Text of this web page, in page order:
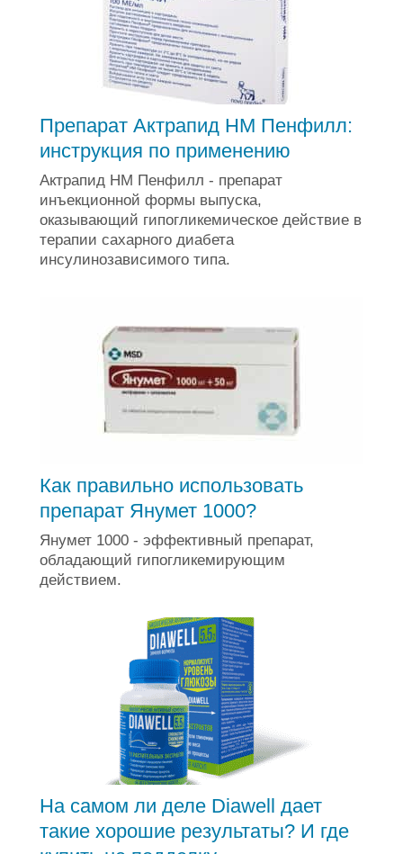
Препарат Актрапид НМ Пенфилл:
инструкция по применению
Актрапид НМ Пенфилл - препарат
инъекционной формы выпуска,
оказывающий гипогликемическое действие в
терапии сахарного диабета
инсулинозависимого типа.
Как правильно использовать
препарат Янумет 1000?
Янумет 1000 - эффективный препарат,
обладающий гипогликемирующим
действием.
На самом ли деле Diawell дает
такие хорошие результаты? И где